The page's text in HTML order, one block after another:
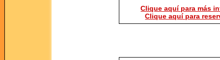
Clique aquí para más
Clique aquí para